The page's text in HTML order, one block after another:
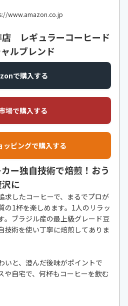
www.amazon.co.jp
店 レギュラーコーヒード
ルブレンド
で購入する
場で購入する
ッピングで購入する
ー独自技術で焙煎！おう
に
求したコーヒーで、まるでプロが
の1杯を楽しめます。1人のリラッ
。ブラジル産の最上級グレード豆
技術を使い丁寧に焙煎してありま
いと、澄んだ後味がポイントで
や自宅で、何杯もコーヒーを飲む